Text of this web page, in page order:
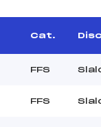
Cat.
FFS
FFS